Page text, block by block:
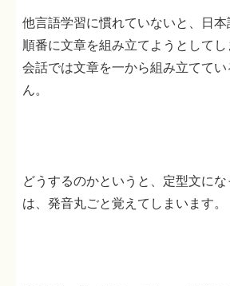
他言語学習に慣れていないと、日本
順番に文章を組み立てようとしてし
会話では文章を一から組み立てて
ん。
どうするのかというと、定型文に
は、発音丸ごと覚えてしまいます。